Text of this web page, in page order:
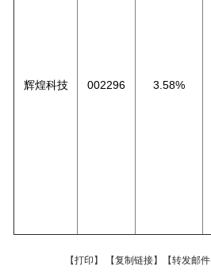
辉煌科技 002296 3.58%
【打印 】 【复制链接】【转发邮件